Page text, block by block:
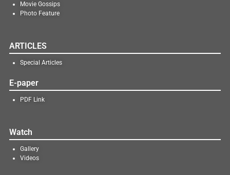
Movie Gossips
Photo Feature
ARTICLES
Special Articles
E-paper
PDF Link
Watch
Gallery
Videos